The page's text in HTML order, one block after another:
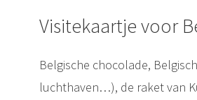
Visitekaartje voor
Belgische chocolade,
luchthaven…), de raket van